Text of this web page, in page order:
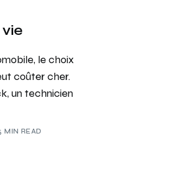
le choix
coûter cher.
un technicien
MIN READ